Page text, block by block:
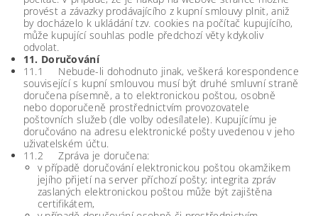
provést a závazky prodávajícího z kupní smlouvy plnit, aniž
by docházelo k ukládání tzv. cookies na počítač kupujícího,
může kupující souhlas podle předchozí věty kdykoliv
odvolat.
11. Doručování
11.1 Nebude-li dohodnuto jinak, veškerá korespondence
související s kupní smlouvou musí být druhé smluvní straně
doručena písemně, a to elektronickou poštou, osobně
nebo doporučeně prostřednictvím provozovatele
poštovních služeb (dle volby odesílatele). Kupujícímu je
doručováno na adresu elektronické pošty uvedenou v jeho
uživatelském účtu.
11.2 Zpráva je doručena:
v případě doručování elektronickou poštou okamžikem
jejího přijetí na server příchozí pošty; integrita zpráv
zaslaných elektronickou poštou může být zajištěna
certifikátem,